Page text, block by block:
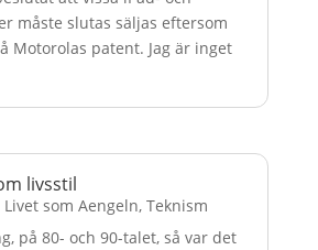
måste slutas säljas eftersom
Motorolas patent. Jag är inget
livsstil
Livet som Aengeln, Teknism
på 80- och 90-talet, så var det